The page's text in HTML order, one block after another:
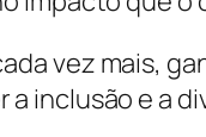
vez mais,
inclusão e a